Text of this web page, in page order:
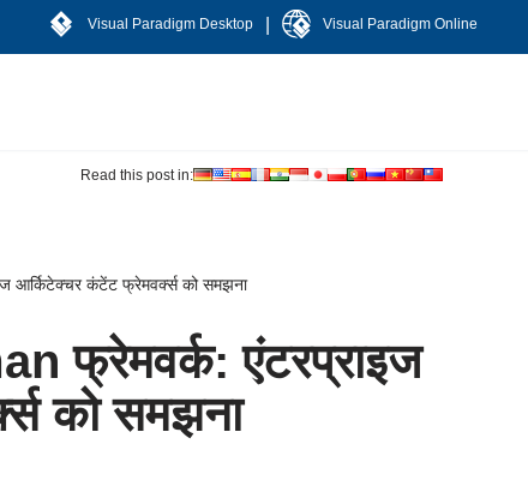
Visual Paradigm Desktop Visual Paradigm Online
Read this post in:
आर्किटेक्चर कंटेंट फ्रेमवर्क्स को समझना
फ्रेमवर्क: एंटरप्राइज
को समझना